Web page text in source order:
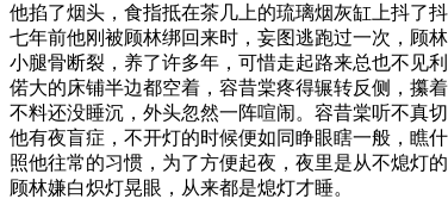
他掐了烟头，食指抵在茶几上的琉璃烟灰缸上抖了
七年前他刚被顾林绑回来时，妄图逃跑过一次，顾林
小腿骨断裂，养了许多年，可惜走起路来总也不见利
偌大的床铺半边都空着，容昔棠疼得辗转反侧，攥
不料还没睡沉，外头忽然一阵喧闹。容昔棠听不真
他有夜盲症，不开灯的时候便如同睁眼瞎一般，瞧
照他往常的习惯，为了方便起夜，夜里是从不熄灯
顾林嫌白炽灯晃眼，从来都是熄灯才睡。